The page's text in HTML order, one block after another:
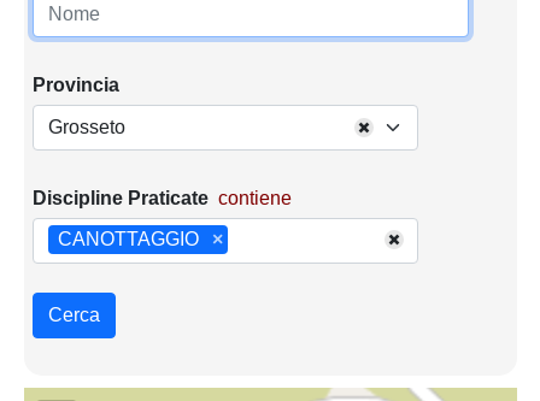
Provincia
Grosseto
Discipline Praticate contiene
×
CANOTTAGGIO
Cerca